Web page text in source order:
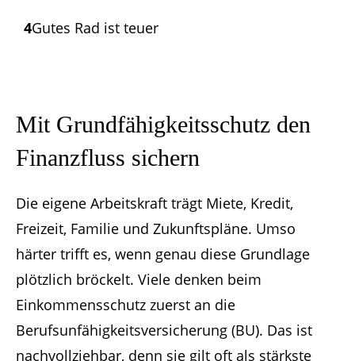
4Gutes Rad ist teuer
Mit Grundfähigkeits­schutz den
Finanzfluss sichern
Die eigene Arbeitskraft trägt Miete, Kredit,
Freizeit, Familie und Zukunftspläne. Umso
härter trifft es, wenn genau diese Grundlage
plötzlich bröckelt. Viele denken beim
Einkommensschutz zuerst an die
Berufsunfähigkeitsversicherung (BU). Das ist
nachvollziehbar, denn sie gilt oft als stärkste